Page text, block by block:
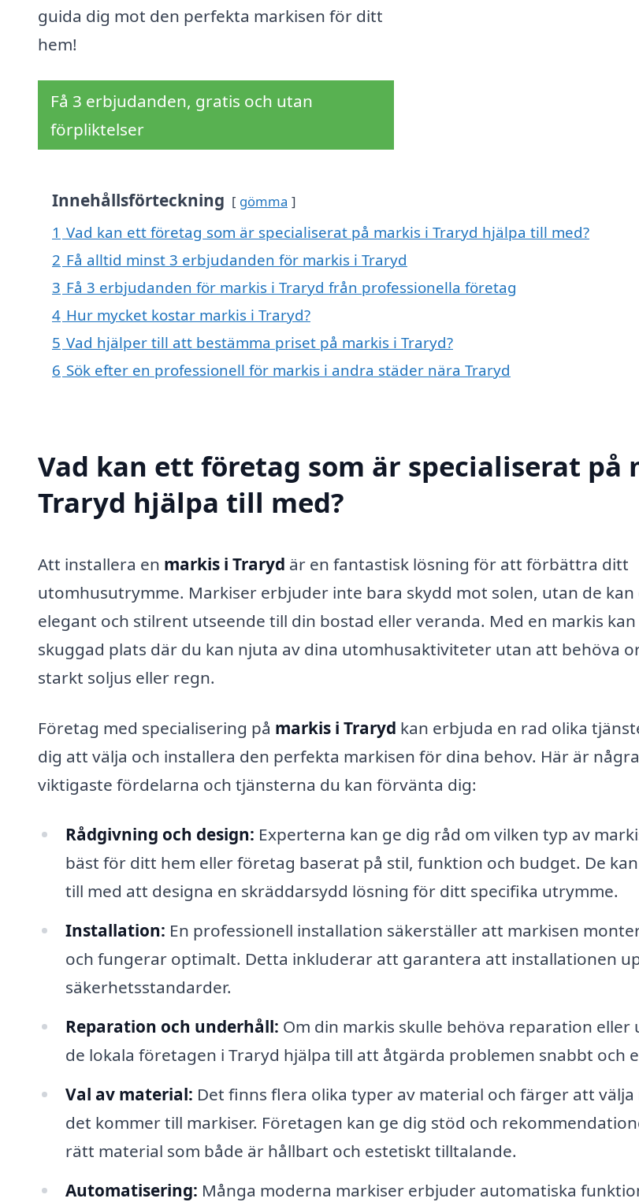
guida dig mot den perfekta markisen för ditt
hem!
Få 3 erbjudanden, gratis och utan
förpliktelser
Innehållsförteckning gömma
1 Vad kan ett företag som är specialiserat på markis i Traryd hjälpa till med?
2 Få alltid minst 3 erbjudanden för markis i Traryd
3 Få 3 erbjudanden för markis i Traryd från professionella företag
4 Hur mycket kostar markis i Traryd?
5 Vad hjälper till att bestämma priset på markis i Traryd?
6 Sök efter en professionell för markis i andra städer nära Traryd
Vad kan ett företag som är specialiserat på
Traryd hjälpa till med?
Att installera en markis i Traryd är en fantastisk lösning för att förbättra ditt
utomhusutrymme. Markiser erbjuder inte bara skydd mot solen, utan de kan
elegant och stilrent utseende till din bostad eller veranda. Med en markis kan
skuggad plats där du kan njuta av dina utomhusaktiviteter utan att behöva
starkt soljus eller regn.
Företag med specialisering på markis i Traryd kan erbjuda en rad olika
dig att välja och installera den perfekta markisen för dina behov. Här är
viktigaste fördelarna och tjänsterna du kan förvänta dig:
Rådgivning och design: Experterna kan ge dig råd om vilken typ av
bäst för ditt hem eller företag baserat på stil, funktion och budget. De
till med att designa en skräddarsydd lösning för ditt specifika utrymme.
Installation: En professionell installation säkerställer att markisen
och fungerar optimalt. Detta inkluderar att garantera att installationen
säkerhetsstandarder.
Reparation och underhåll: Om din markis skulle behöva reparation eller
de lokala företagen i Traryd hjälpa till att åtgärda problemen snabbt och
Val av material: Det finns flera olika typer av material och färger att
det kommer till markiser. Företagen kan ge dig stöd och
rätt material som både är hållbart och estetiskt tilltalande.
Automatisering: Många moderna markiser erbjuder automatiska